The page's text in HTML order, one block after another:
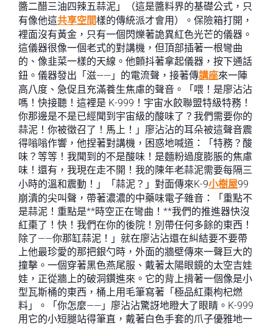
醬二醋三油四辣五蒜泥」（這是醬料界的基礎公式，只
有像他這共享空間樣的傳統派才會用）。保險箱打開，
裡面沒有黃金，只有一個閃爍著詭異紅色光芒的儀器。
這儀器很像一個老式的對講機，但頂部插著一根彎曲
的、像韭菜一樣的天線。他顫抖著拿起儀器，按下通話
鈕。儀器發出「滋——」的電流聲，接著傳講座來一陣
高八度、急促且充滿養生焦慮的聲音。「喂！是廖沾沾
嗎！快接聽！這裡是 K-999！宇宙水餃聯盟特級特務！
你那邊是不是已經聞到宇宙級的酸味了？我們需要你的
蒜泥！你被徵召了！馬上！」廖沾沾的耳朵被這聲音震
得嗡嗡作響，他捏著對講機，困惑地喊道：「特務？酸
味？等等！我聞到的不是酸味！是麵粉過度膨脹的焦慮
味！還有，我現在走不開！我的陳年老蒜泥需要每隔三
小時的溫和震動！」「蒜泥？」對面傳來K-9小樹屋99
崩潰的尖叫聲，帶著濃濃的中藥味電子雜音：「重點不
是蒜泥！重點是**時空正在彎曲！**我們的推進器快沒
紅棗了！快！我們在你的後院！別帶任何多餘的東西！
除了——你那缸蒜泥！」就在廖沾沾還在糾結要不要帶
上他最珍愛的那把銀勺時，外面的牆壁傳來一聲巨大的
撞擊。一個穿著黑色燕尾服、戴著太陽眼鏡的太空吉娃
娃，正從牆上的破洞鑽進來。它的背上揹著一個像是小
型瓦斯桶的東西，桶上用毛筆寫著「極品紅棗枸杞燃
料」。「你怎麼——」廖沾沾驚訝地瞪大了眼睛。K-999
用它的小短腿站得筆直，戴著白色手套的爪子優雅地一